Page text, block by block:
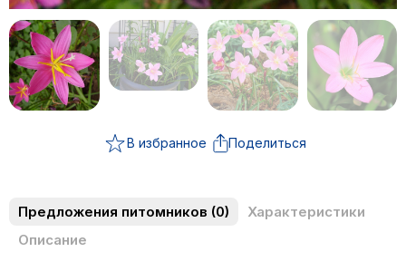
В избранное Поделиться
Предложения питомников (0)
Характеристики
Описание